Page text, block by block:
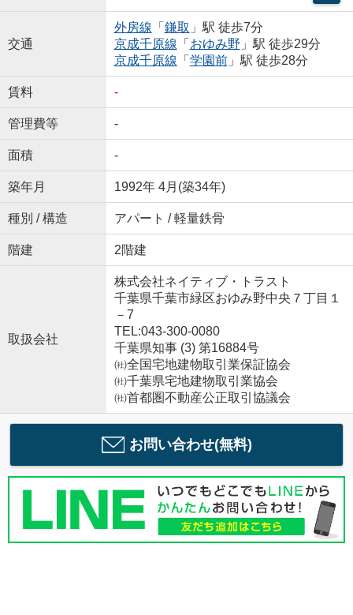
交通
外房線 「 鎌取 」駅 徒歩7分
京成千原線 「 おゆみ野 」駅 徒歩29分
京成千原線 「 学園前」駅 徒歩28分
賃料 -
管理費等 -
面積 -
築年月 1992年 4月(築34年)
種別 / 構造 アパート / 軽量鉄骨
階建 2階建
取扱会社
株式会社ネイティブ・トラスト
千葉県千葉市緑区おゆみ野中央７丁目１
－7
TEL:043-300-0080
千葉県知事 (3) 第16884号
㈳全国宅地建物取引業保証協会
㈳千葉県宅地建物取引業協会
㈳首都圏不動産公正取引協議会
お問い合わせ(無料)